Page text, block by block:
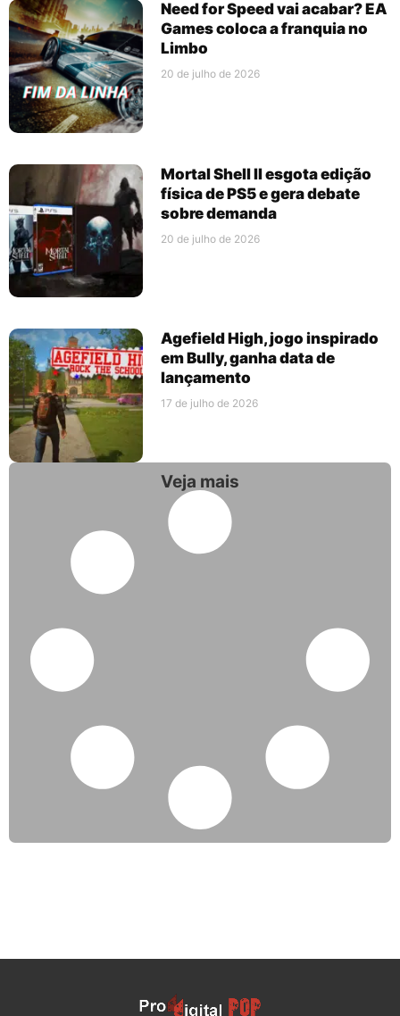
Need for Speed vai acabar? EA
Games coloca a franquia no
Limbo
20 de julho de 2026
Mortal Shell II esgota edição
física de PS5 e gera debate
sobre demanda
20 de julho de 2026
Agefield High, jogo inspirado
em Bully, ganha data de
lançamento
17 de julho de 2026
Veja mais